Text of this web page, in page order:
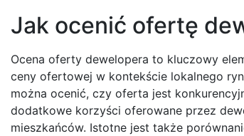
Jak ocenić ofertę
Ocena oferty dewelopera to kluczowy
ceny ofertowej w kontekście lokalnego
można ocenić, czy oferta jest
dodatkowe korzyści oferowane przez
mieszkańców. Istotne jest także